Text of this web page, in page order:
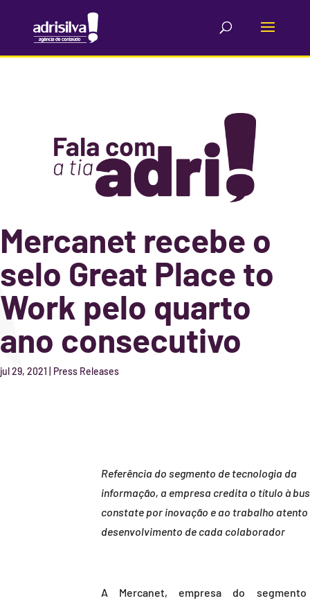
Mercanet recebe o
selo Great Place to
Work pelo quarto
ano consecutivo
jul 29, 2021 Press Releases
Referência do segmento de tecnologia da
informação, a empresa credita o título à
constate por inovação e ao trabalho atento
desenvolvimento de cada colaborador
A Mercanet, empresa do